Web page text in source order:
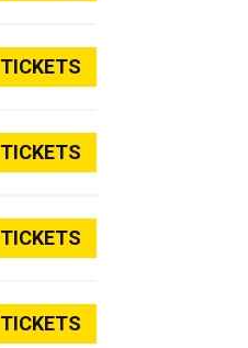
TICKETS
TICKETS
TICKETS
TICKETS